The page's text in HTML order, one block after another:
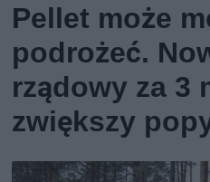
Pellet może
podrożeć.
rządowy za 3
zwiększy